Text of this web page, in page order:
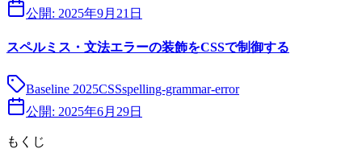
公開: 2025年9月21日
スペルミス・文法エラーの装飾をCSSで制御する
Baseline 2025CSSspelling-grammar-error
公開: 2025年6月29日
もくじ